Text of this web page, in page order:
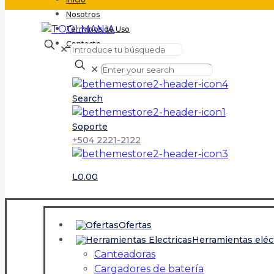
Nosotros
Terminos de Uso
Contacto
✕
✕
Search
Soporte
+504 2221-2122
L0.00
Ofertas
Herramientas
Canteadoras
Cargadores de batería